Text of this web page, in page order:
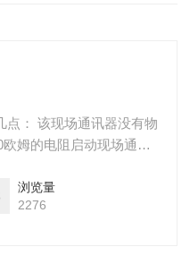
点： 该现场通讯器没有物
姆的电阻启动现场通讯
浏览量
2276